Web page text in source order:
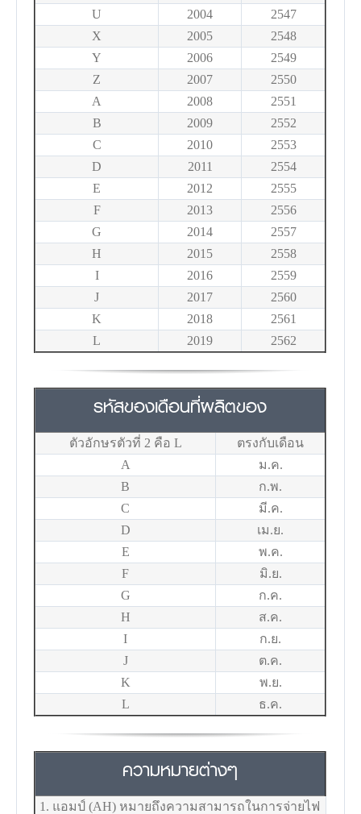
U
2004
2547
X
2005
2548
Y
2006
2549
Z
2007
2550
A
2008
2551
B
2009
2552
C
2010
2553
D
2011
2554
E
2012
2555
F
2013
2556
G
2014
2557
H
2015
2558
I
2016
2559
J
2017
2560
K
2018
2561
L
2019 2562
รหัสของเดือนที่ผลิตของ
ตัวอักษรตัวที่ 2 คือ L
ตรงกับเดือน
A
ม.ค.
B
ก.พ.
C
มี.ค.
D
เม.ย.
E
พ.ค.
F
มิ.ย.
G
ก.ค.
H
ส.ค.
I
ก.ย.
J
ต.ค.
K
พ.ย.
L
ธ.ค.
ความหมายต่างๆ
1. แอมป์ (AH) หมายถึงความสามารถในการจ่ายไฟ